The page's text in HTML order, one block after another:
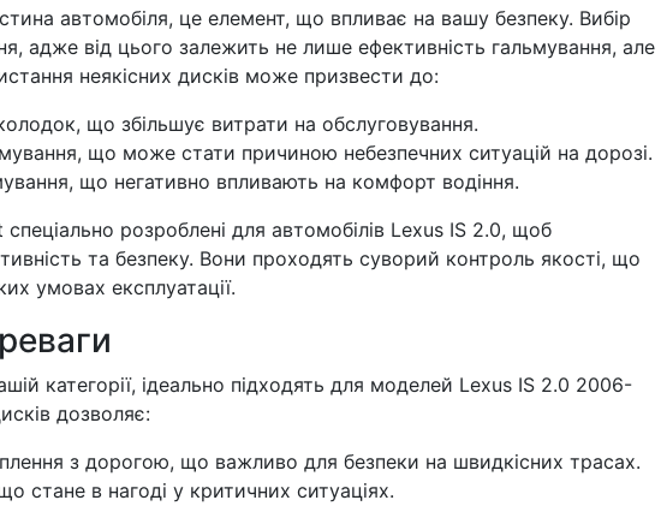
автомобіля, це елемент, що впливає на вашу безпеку. Вибір
адже від цього залежить не лише ефективність гальмування, але
неякісних дисків може призвести до:
що збільшує витрати на обслуговування.
що може стати причиною небезпечних ситуацій на дорозі.
що негативно впливають на комфорт водіння.
розроблені для автомобілів Lexus IS 2.0, щоб
та безпеку. Вони проходять суворий контроль якості, що
умовах експлуатації.
категорії, ідеально підходять для моделей Lexus IS 2.0 2006-
дозволяє:
з дорогою, що важливо для безпеки на швидкісних трасах.
стане в нагоді у критичних ситуаціях.